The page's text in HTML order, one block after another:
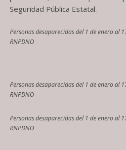
Seguridad Pública Estatal.
Personas desaparecidas del 1 de enero al
RNPDNO
Personas desaparecidas del 1 de enero al
RNPDNO
Personas desaparecidas del 1 de enero al
RNPDNO